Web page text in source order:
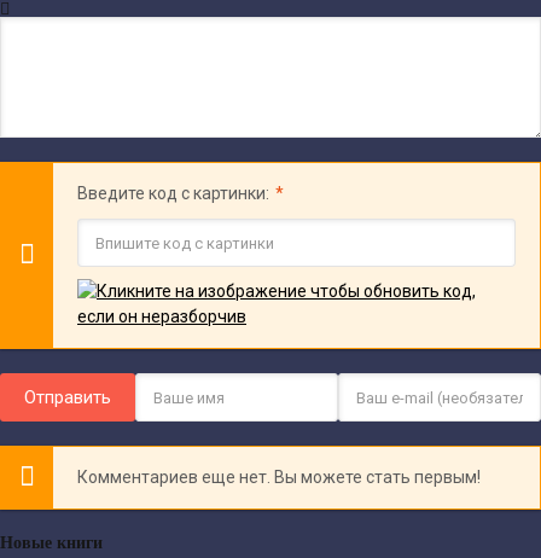
Введите код с картинки:
Отправить
Комментариев еще нет. Вы можете стать первым!
Новые книги